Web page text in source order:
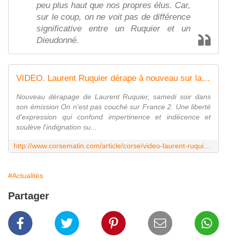
peu plus haut que nos propres élus. Car,
sur le coup, on ne voit pas de différence
significative entre un Ruquier et un
Dieudonné.
VIDEO. Laurent Ruquier dérape à nouveau sur la Corse
Nouveau dérapage de Laurent Ruquier, samedi soir dans
son émission On n'est pas couché sur France 2. Une liberté
d'expression qui confond impertinence et indécence et
soulève l'indignation su...
http://www.corsematin.com/article/corse/video-laurent-ruquier-derape-a-nouveau-sur-la-corse.1668170.html
#Actualités
Partager